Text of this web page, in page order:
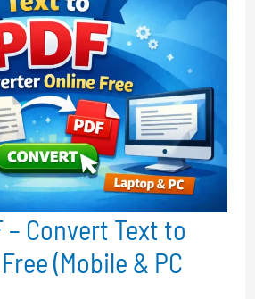
– Convert Text to
(Mobile & PC